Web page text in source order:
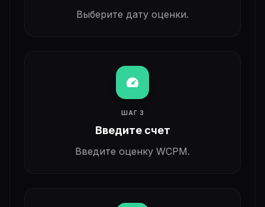
Выберите дату оценки.
speed
ШАГ 3
Введите счет
Введите оценку WCPM.